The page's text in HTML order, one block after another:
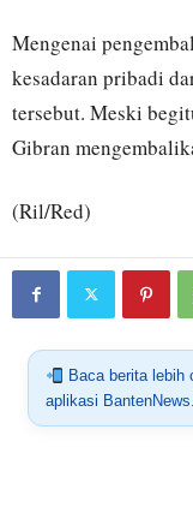
Mengenai
kesadaran pribadi
tersebut. Meski
Gibran
(Ril/Red)
Baca berita lebih
aplikasi